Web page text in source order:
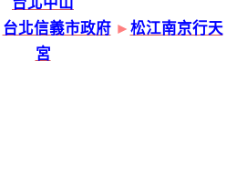
台北信義市政府► 松江南京行天
宮